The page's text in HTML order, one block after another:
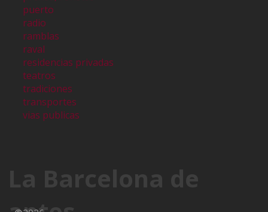
puerto
radio
ramblas
raval
residencias privadas
teatros
tradiciones
transportes
vias publicas
La Barcelona de